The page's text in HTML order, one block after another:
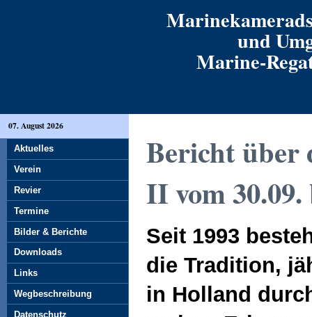
und
Marine-
Bericht über
II vom 30.09.
Seit 1993
die Tradition,
in Holland
07. August 2026
Aktuelles
Verein
Revier
Termine
Bilder & Berichte
Downloads
Links
Wegbeschreibung
Datenschutz